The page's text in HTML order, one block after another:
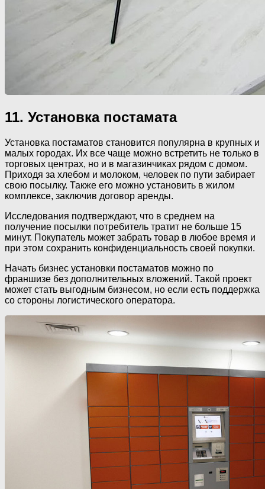
11. Установка постамата
Установка постаматов становится популярна в крупных и
малых городах. Их все чаще можно встретить не только в
торговых центрах, но и в магазинчиках рядом с домом.
Приходя за хлебом и молоком, человек по пути забирает
свою посылку. Также его можно установить в жилом
комплексе, заключив договор аренды.
Исследования подтверждают, что в среднем на
получение посылки потребитель тратит не больше 15
минут. Покупатель может забрать товар в любое время и
при этом сохранить конфиденциальность своей покупки.
Начать бизнес установки постаматов можно по
франшизе без дополнительных вложений. Такой проект
может стать выгодным бизнесом, но если есть поддержка
со стороны логистического оператора.